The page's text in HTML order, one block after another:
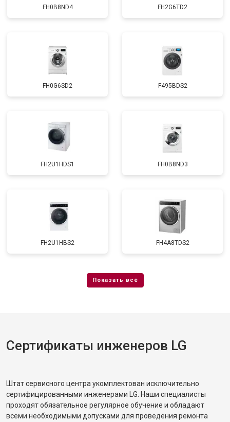
FH0B8ND4 FH2G6TD2
FH0G6SD2 F495BDS2
FH2U1HDS1 FH0B8ND3
FH2U1HBS2 FH4A8TDS2
Сертификаты инженеров LG
Штат сервисного центра укомплектован исключительно
сертифицированными инженерами LG. Наши специалисты
проходят обязательное регулярное обучение и обладают
всеми необходимыми допусками для проведения ремонта